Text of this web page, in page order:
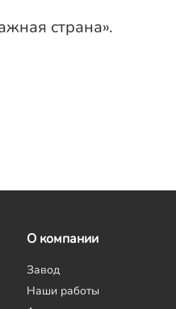
страна».
О компании
Завод
Наши работы